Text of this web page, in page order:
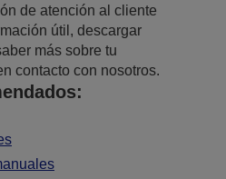
de atención al cliente
útil, descargar
más sobre tu
contacto con nosotros.